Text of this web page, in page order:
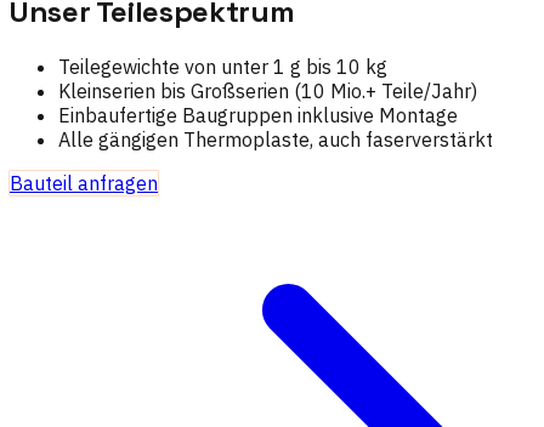
Unser Teilespektrum
Teilegewichte von unter 1 g bis 10 kg
Kleinserien bis Großserien (10 Mio.+ Teile/Jahr)
Einbaufertige Baugruppen inklusive Montage
Alle gängigen Thermoplaste, auch faserverstärkt
Bauteil anfragen